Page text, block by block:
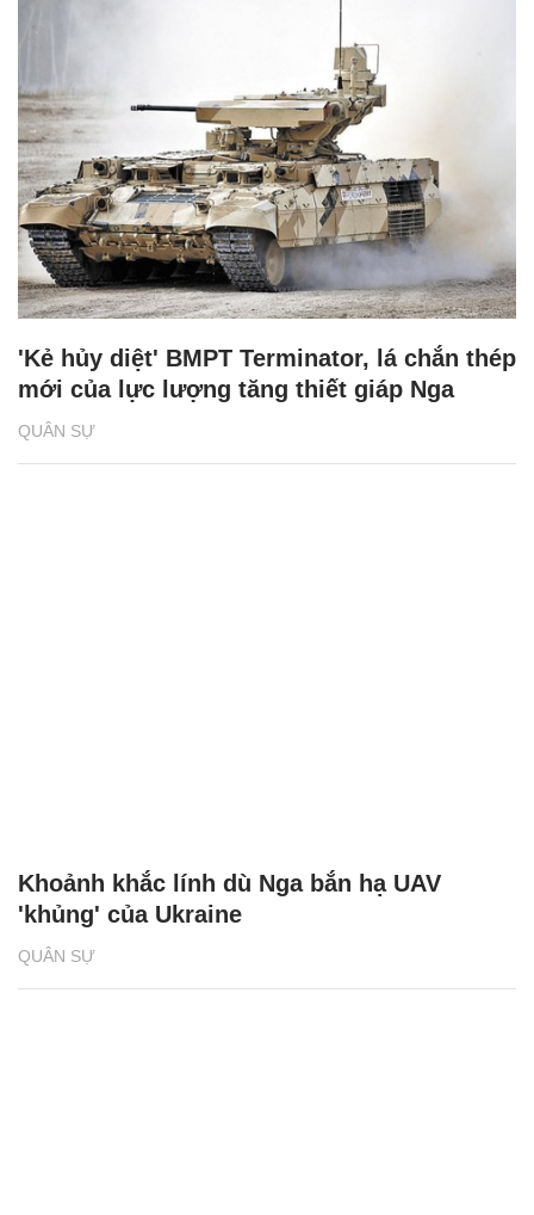
QUÂN SỰ
'Kẻ hủy diệt' BMPT Terminator, lá chắn thép
mới của lực lượng tăng thiết giáp Nga
QUÂN SỰ
Khoảnh khắc lính dù Nga bắn hạ UAV
'khủng' của Ukraine